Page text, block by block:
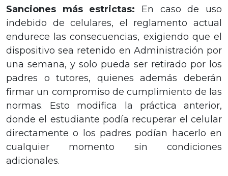
Sanciones más estrictas: En caso de uso
indebido de celulares, el reglamento actual
endurece las consecuencias, exigiendo que el
dispositivo sea retenido en Administración por
una semana, y solo pueda ser retirado por los
padres o tutores, quienes además deberán
firmar un compromiso de cumplimiento de las
normas. Esto modifica la práctica anterior,
donde el estudiante podía recuperar el celular
directamente o los padres podían hacerlo en
cualquier momento sin condiciones
adicionales.